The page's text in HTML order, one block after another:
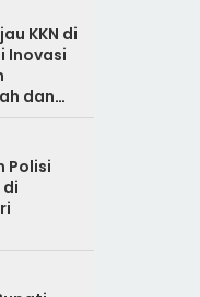
KKN di
Inovasi
dan
Polisi
di